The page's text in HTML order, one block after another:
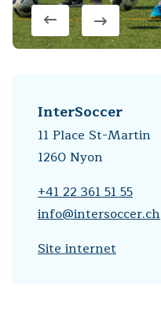
InterSoccer
11 Place St-Martin
1260 Nyon
+41 22 361 51 55
info@intersoccer.ch
Site internet